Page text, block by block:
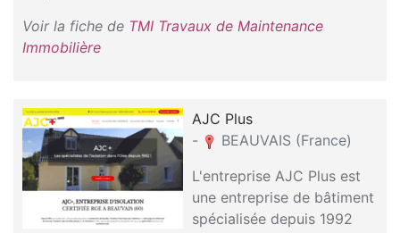
Voir la fiche de TMI Travaux de Maintenance
Immobilière
AJC Plus
-
BEAUVAIS (France)
L'entreprise AJC Plus est
une entreprise de bâtiment
spécialisée depuis 1992